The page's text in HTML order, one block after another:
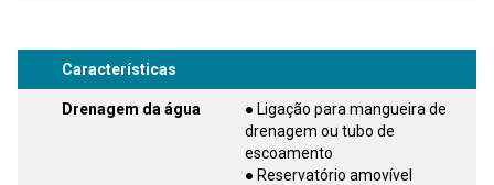
Características
Drenagem da água
● Ligação para mangueira de
drenagem ou tubo de
escoamento
● Reservatório amovível